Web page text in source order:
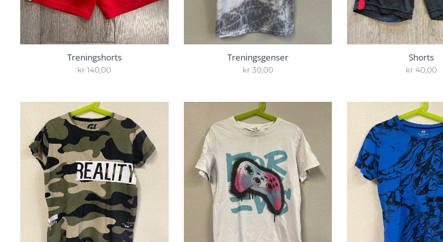
Treningshorts
kr140,00
Treningsgenser
kr 30,00
Shorts
kr 40,00